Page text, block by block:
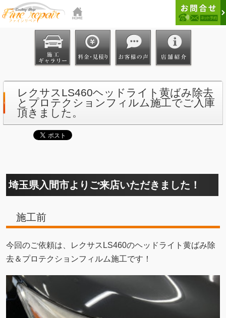
レクサスLS460ヘッドライト黄ばみ除去
とプロテクションフィルム施工でご入庫
頂きました。
埼玉県入間市よりご来店いただきました！
施工前
今回のご依頼は、レクサスLS460のヘッドライト黄ばみ除
去＆プロテクションフィルム施工です！